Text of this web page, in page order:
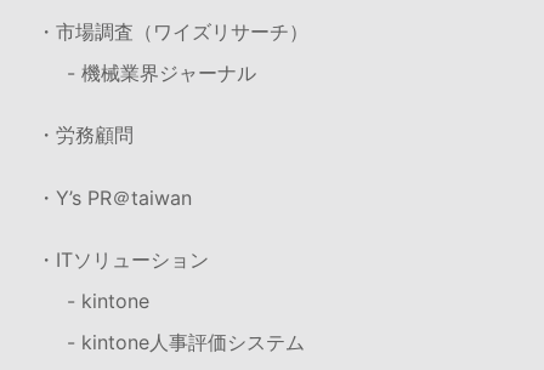
・市場調査（ワイズリサーチ）
- 機械業界ジャーナル
・労務顧問
・Y’s PR＠taiwan
・ITソリューション
- kintone
- kintone人事評価システム